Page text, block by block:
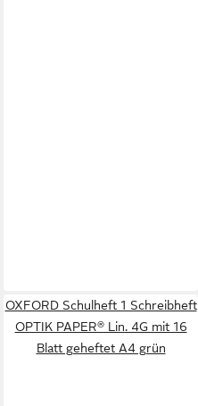
OXFORD Schulheft 1 Schreibheft
OPTIK PAPER® Lin. 4G mit 16
Blatt geheftet A4 grün